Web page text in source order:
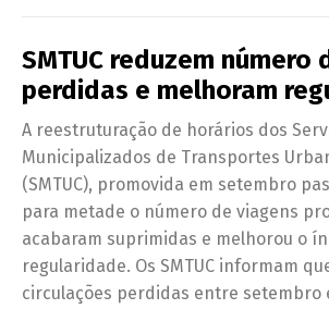
SMTUC reduzem número
perdidas e melhoram
A reestruturação de horários dos
Municipalizados de Transportes
(SMTUC), promovida em setembro
para metade o número de viagens
acabaram suprimidas e melhorou o
regularidade. Os SMTUC informam
circulações perdidas entre setembro